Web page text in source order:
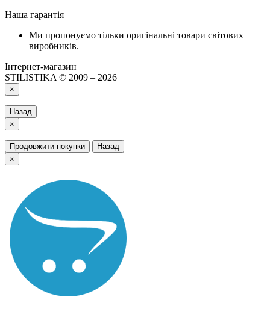
Наша гарантія
Ми пропонуємо тільки оригінальні товари світових
виробників.
Інтернет-магазин
STILISTIKA © 2009 – 2026
×
Назад
×
Продовжити покупки
Назад
×